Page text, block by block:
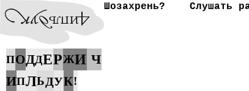
Шозахрень? Слушать
ПОДДЕРЖИ Ч
ИПЛЬДУК!